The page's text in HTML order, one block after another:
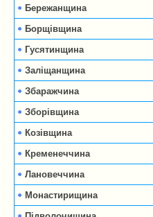
Бережанщина
Борщівщина
Гусятинщина
Заліщанщина
Збаражчина
Зборівщина
Козівщина
Кременеччина
Лановеччина
Монастирищина